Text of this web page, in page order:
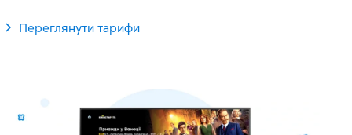
Переглянути тарифи